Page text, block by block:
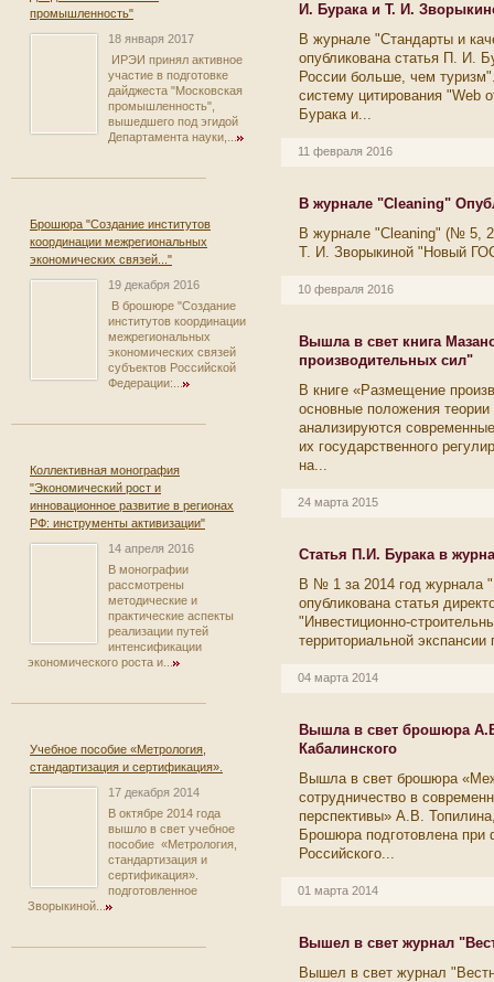
промышленность"
18 января 2017
ИРЭИ принял активное
участие в подготовке
дайджеста "Московская
промышленность",
вышедшего под эгидой
Департамента науки,...
Брошюра "Создание институтов
координации межрегиональных
экономических связей..."
19 декабря 2016
В брошюре "Создание
институтов координации
межрегиональных
экономических связей
субъектов Российской
Федерации:...
Коллективная монография
"Экономический рост и
инновационное развитие в регионах
РФ: инструменты активизации"
14 апреля 2016
В монографии
рассмотрены
методические и
практические аспекты
реализации путей
интенсификации
экономического роста и...
Учебное пособие «Метрология,
стандартизация и сертификация».
17 декабря 2014
В октябре 2014 года
вышло в свет учебное
пособие «Метрология,
стандартизация и
сертификация».
подготовленное
Зворыкиной...
И. Бурака и Т. И.
В журнале "Стандарты и
опубликована статья П. И.
России больше, чем
систему цитирования "Web
Бурака и...
11 февраля 2016
В журнале "Cleaning"
В журнале "Cleaning" (№ 5,
Т. И. Зворыкиной "Новый
10 февраля 2016
Вышла в свет книга
производительных сил"
В книге «Размещение
основные положения
анализируются
их государственного
на...
24 марта 2015
Статья П.И. Бурака в
В № 1 за 2014 год журнала
опубликована статья
"Инвестиционно-
территориальной экспансии
04 марта 2014
Вышла в свет брошюра
Кабалинского
Вышла в свет брошюра
сотрудничество в
перспективы» А.В.
Брошюра подготовлена при
Российского...
01 марта 2014
Вышел в свет журнал
Вышел в свет журнал